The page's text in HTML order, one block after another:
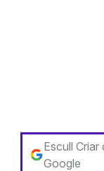
Escull
Google